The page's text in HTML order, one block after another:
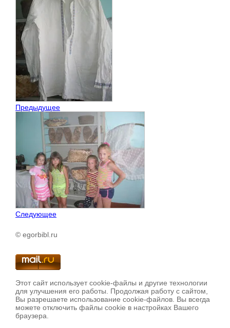
Предыдущее
Следующее
© egorbibl.ru
Этот сайт использует cookie-файлы и другие технологии
для улучшения его работы. Продолжая работу с сайтом,
Вы разрешаете использование cookie-файлов. Вы всегда
можете отключить файлы cookie в настройках Вашего
браузера.